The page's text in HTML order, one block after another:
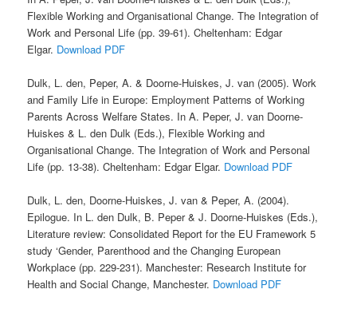
Flexible Working and Organisational Change. The Integration of
Work and Personal Life (pp. 39-61). Cheltenham: Edgar
Elgar. Download PDF
Dulk, L. den, Peper, A. & Doorne-Huiskes, J. van (2005). Work
and Family Life in Europe: Employment Patterns of Working
Parents Across Welfare States. In A. Peper, J. van Doorne-
Huiskes & L. den Dulk (Eds.), Flexible Working and
Organisational Change. The Integration of Work and Personal
Life (pp. 13-38). Cheltenham: Edgar Elgar. Download PDF
Dulk, L. den, Doorne-Huiskes, J. van & Peper, A. (2004).
Epilogue. In L. den Dulk, B. Peper & J. Doorne-Huiskes (Eds.),
Literature review: Consolidated Report for the EU Framework 5
study ‘Gender, Parenthood and the Changing European
Workplace (pp. 229-231). Manchester: Research Institute for
Health and Social Change, Manchester. Download PDF